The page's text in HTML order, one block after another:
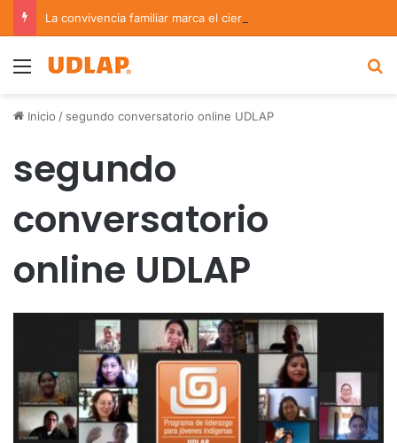
Menu
Inicio / segundo conversatorio online UDLAP
segundo
conversatorio
online UDLAP